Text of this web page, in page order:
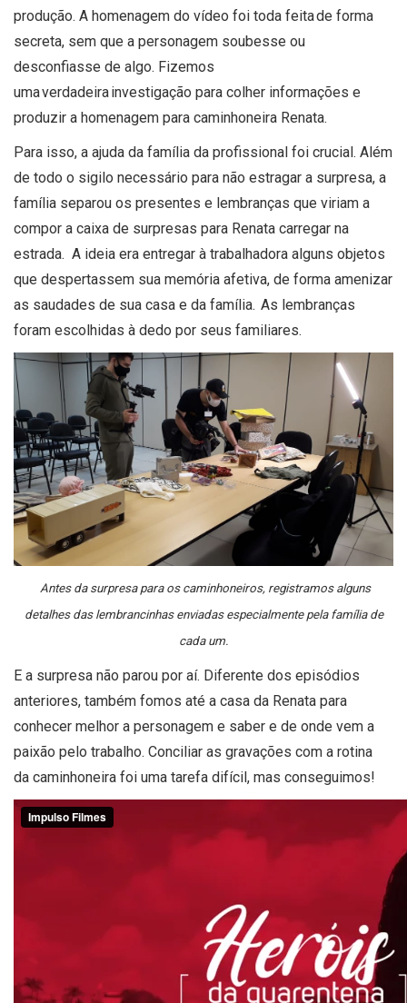
produção. A homenagem do vídeo foi toda feitade forma
secreta, sem que a personagem soubesse ou
desconfiasse de algo. Fizemos
uma verdadeira investigação para colher informações e
produzir a homenagem para caminhoneira Renata.
Para isso, a ajuda da família da profissional foi crucial. Além
de todo o sigilo necessário para não estragar a surpresa, a
família separou os presentes e lembranças que viriam a
compor a caixa de surpresas para Renata carregar na
estrada. A ideia era entregar à trabalhadora alguns objetos
que despertassem sua memória afetiva, de forma amenizar
as saudades de sua casa e da família. As lembranças
foram escolhidas à dedo por seus familiares.
Antes da surpresa para os caminhoneiros, registramos alguns
detalhes das lembrancinhas enviadas especialmente pela família de
cada um.
E a surpresa não parou por aí. Diferente dos episódios
anteriores, também fomos até a casa da Renata para
conhecer melhor a personagem e saber e de onde vem a
paixão pelo trabalho. Conciliar as gravações com a rotina
da caminhoneira foi uma tarefa difícil, mas conseguimos!